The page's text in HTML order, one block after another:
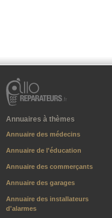
Annuaires à thèmes
Annuaire des médecins
Annuaire de l'éducation
Annuaire des commerçants
Annuaire des garages
Annuaire des installateurs
d'alarmes